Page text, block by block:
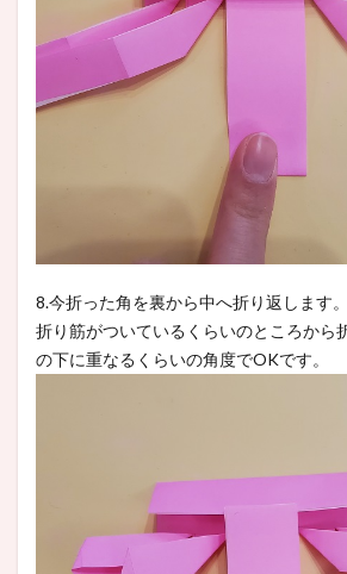
8.今折った角を裏から中へ折り返します。
折り筋がついているくらいのところから
の下に重なるくらいの角度でOKです。